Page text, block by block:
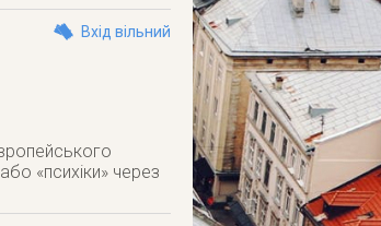
Вхід вільний
«психіки» через